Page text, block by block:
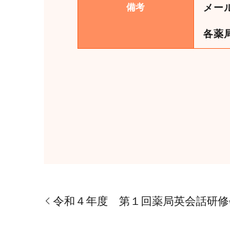
備考 メー
各薬
令和４年度 第１回薬局英会話研修